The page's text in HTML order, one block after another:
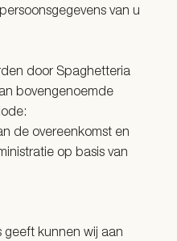
van u
door Spaghetteria
bovengenoemde
de overeenkomst en
op basis van
geeft kunnen wij aan